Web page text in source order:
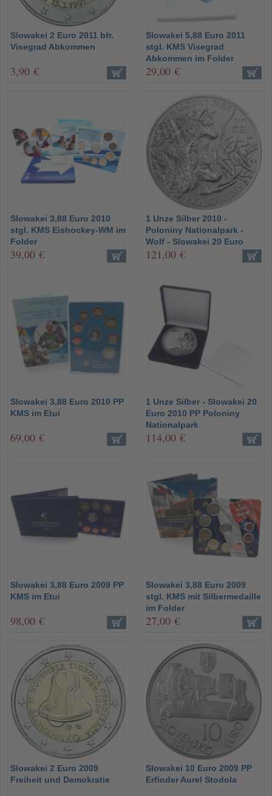
Slowakei 2 Euro 2011 bfr.
Visegrad Abkommen
3,90 €
Slowakei 5,88 Euro 2011
stgl. KMS Visegrad
Abkommen im Folder
29,00 €
Slowakei 3,88 Euro 2010
stgl. KMS Eishockey-WM im
Folder
39,00 €
1 Unze Silber 2010 -
Poloniny Nationalpark -
Wolf - Slowakei 20 Euro
121,00 €
Slowakei 3,88 Euro 2010 PP
KMS im Etui
69,00 €
1 Unze Silber - Slowakei 20
Euro 2010 PP Poloniny
Nationalpark
114,00 €
Slowakei 3,88 Euro 2009 PP
KMS im Etui
98,00 €
Slowakei 3,88 Euro 2009
stgl. KMS mit Silbermedaille
im Folder
27,00 €
Slowakei 2 Euro 2009
Freiheit und Demokratie
Slowakei 10 Euro 2009 PP
Erfinder Aurel Stodola